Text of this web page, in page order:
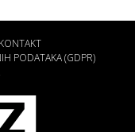
KONTAKT
PODATAKA (GDPR)